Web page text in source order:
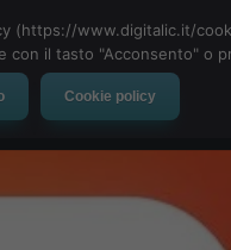
Automotive Tech-News
(https://www.digitalic.it/
con il tasto "Acconsento" o
Cookie policy